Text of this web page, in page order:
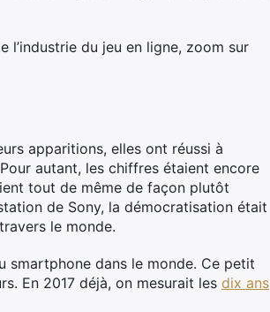
l’industrie du jeu en ligne, zoom sur
apparitions, elles ont réussi à
Pour autant, les chiffres étaient encore
tout de même de façon plutôt
de Sony, la démocratisation était
le monde.
smartphone dans le monde. Ce petit
En 2017 déjà, on mesurait les dix ans